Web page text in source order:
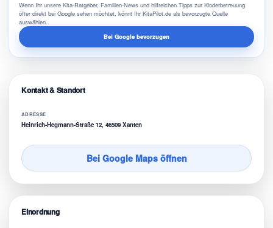
Wenn Ihr unsere Kita-Ratgeber, Familien-News und hilfreichen Tipps zur Kinderbetreuung
öfter direkt bei Google sehen möchtet, könnt Ihr KitaPilot.de als bevorzugte Quelle
auswählen.
Bei Google bevorzugen
Kontakt & Standort
ADRESSE
Heinrich-Hegmann-Straße 12, 46509 Xanten
Bei Google Maps öffnen
Einordnung